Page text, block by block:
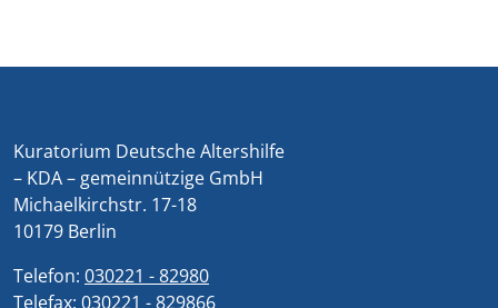
Kuratorium Deutsche Altershilfe
– KDA – gemeinnützige GmbH
Michaelkirchstr. 17-18
10179 Berlin
Telefon: 030221 - 82980
Telefax: 030221 - 829866